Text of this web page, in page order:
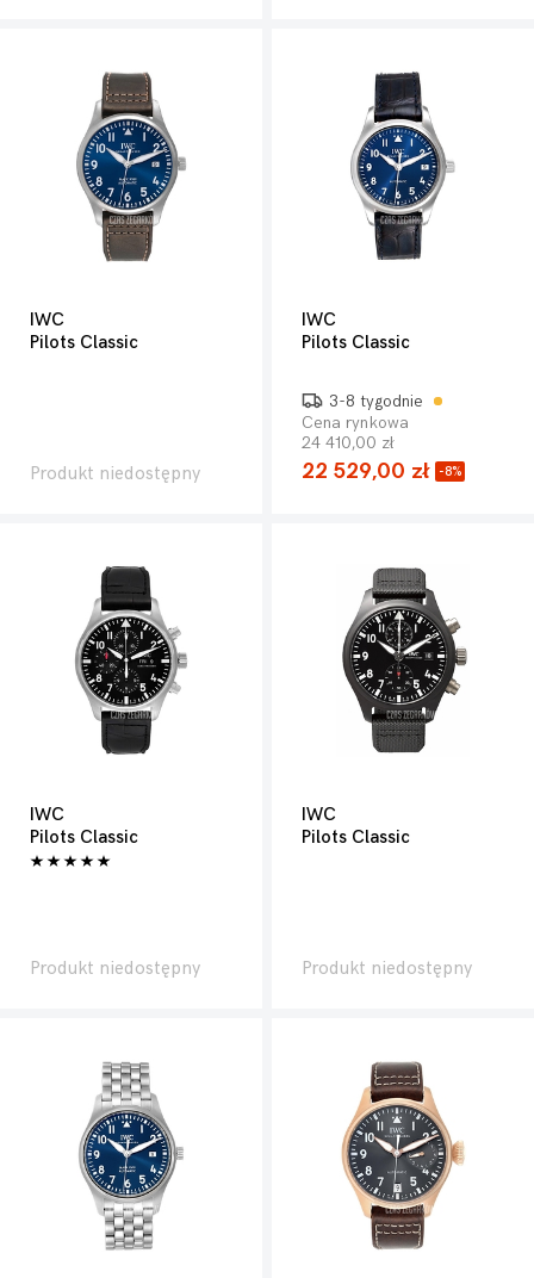
IWC
Pilots Classic
Produkt niedostępny
IWC
Pilots Classic
3-8 tygodnie
Cena rynkowa
24 410,00 zł
22 529,00 zł -8%
IWC
Pilots Classic
Produkt niedostępny
IWC
Pilots Classic
Produkt niedostępny